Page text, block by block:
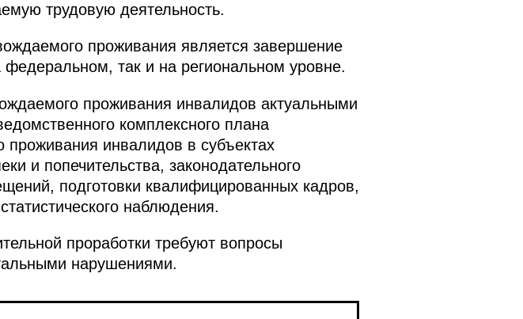
трудовую деятельность.
проживания является завершение
так и на региональном уровне.
проживания инвалидов актуальными
комплексного плана
инвалидов в субъектах
и попечительства, законодательного
подготовки квалифицированных кадров,
наблюдения.
проработки требуют вопросы
нарушениями.